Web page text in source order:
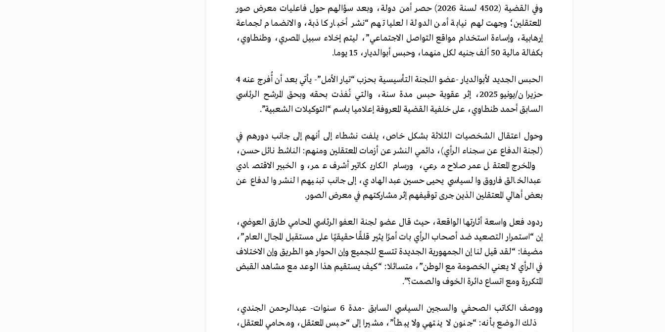
وفي القضية (4502 لسنة 2026) حصر أمن دولة، وبعد سؤالهم حول فاعليات معرض صور
المعتقلين؛ وجهت لهم نيابة أمن الدولة العليا تهم “نشر أخبار كاذبة، والانضمام لجماعة
إرهابية، وإساءة استخدام مواقع التواصل الاجتماعي”، ليتم إخلاء سبيل المصري، وطنطاوي،
بكفالة مالية 50 ألف جنيه لكل منهما، وحبس أبوالديار، 15 يوما.
الحبس الجديد لأبوالديار -عضو اللجنة التأسيسية بحزب “تيار الأمل”- يأتي بعد أن أُفرج عنه 4
حزيران/يونيو 2025، إثر عقوبة حبس مدة سنة، والتي نُفذت بحقه وبحق المرشح الرئاسي
السابق أحمد طنطاوي، على خلفية القضية المعروفة إعلاميا باسم “التوكيلات الشعبية”.
وحول اعتقال الشخصيات الثلاثة بشكل خاص، يلفت نشطاء إلى أنهم إلى جانب دورهم في
(لجنة الدفاع عن سجناء الرأي)، دائمي النشر عن أزمات المعتقلين ومنهم: الناشط نائل حسن،
والمخرج المعتقل عمر صلاح مرعي، ورسام الكاريكاتير أشرف عمر، والخبير الاقتصادي
عبدالخالق فاروق والسياسي يحيى حسين عبدالهادي، إلى جانب تبنيهم النشر والدفاع عن
بعض أهالي المعتقلين الذين جرى توقيفهم إثر مشاركتهم في معرض الصور.
ردود فعل واسعة أثارتها الواقعة، حيث قال عضو لجنة العفو الرئاسي المحامي طارق العوضي،
إن “استمرار التصعيد ضد أصحاب الرأي بات أمرًا يثير قلقًا حقيقيًا على مستقبل المجال العام”،
مضيفا: “لقد قيل لنا إن الجمهورية الجديدة تتسع للجميع وإن الحوار هو الطريق وإن الاختلاف
في الرأي لا يعني الخصومة مع الوطن”، متسائلا: “كيف يستقيم هذا الوعد مع مشاهد القبض
المتكررة ومع اتساع دائرة الخوف والصمت؟”.
ووصف الكاتب الصحفي والسجين السياسي السابق -مدة 6 سنوات- عبدالرحمن الجندي،
ذلك الوضع بأنه: “جنون لا ينتهي ولا يبطأ”، مشيرا إلى “حبس المعتقل، ومحامي المعتقل،